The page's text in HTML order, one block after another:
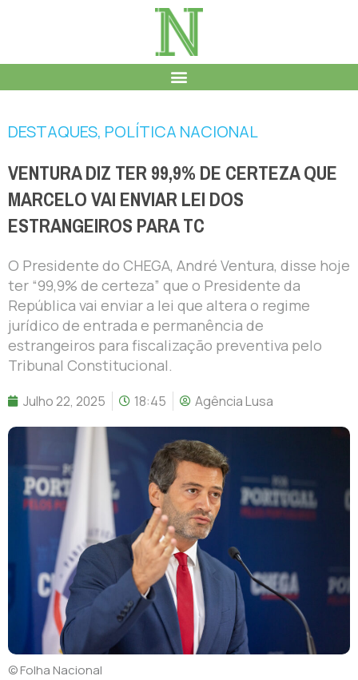
DESTAQUES, POLÍTICA NACIONAL
VENTURA DIZ TER 99,9% DE CERTEZA QUE
MARCELO VAI ENVIAR LEI DOS
ESTRANGEIROS PARA TC
O Presidente do CHEGA, André Ventura, disse hoje
ter “99,9% de certeza” que o Presidente da
República vai enviar a lei que altera o regime
jurídico de entrada e permanência de
estrangeiros para fiscalização preventiva pelo
Tribunal Constitucional.
Julho 22, 2025 18:45 Agência Lusa
© Folha Nacional